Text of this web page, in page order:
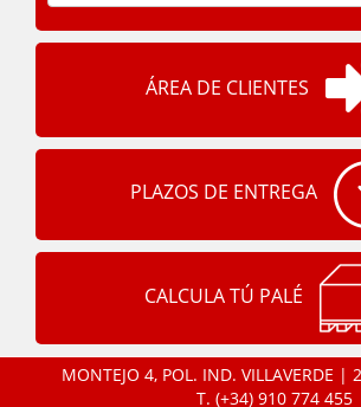
ÁREA DE CLIENTES
PLAZOS DE ENTREGA
CALCULA TÚ PALÉ
MONTEJO 4, POL. IND. VILLAVERDE |
T. (+34) 910 774 455